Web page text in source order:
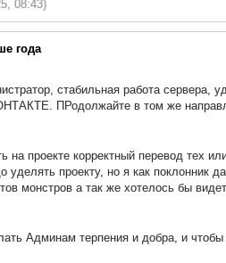
08:43)
года
стабильная работа сервера,
ПРодолжайте в том же
на проекте корректный перевод тех
уделять проекту, но я как поклонник
монстров а так же хотелось бы
Админам терпения и добра, и чтобы